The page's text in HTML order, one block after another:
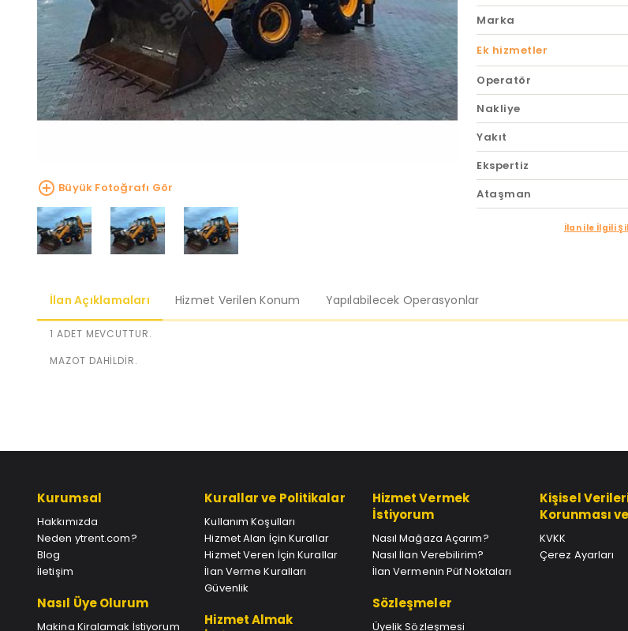
Büyük Fotoğrafı Gör
Marka
Ek hizmetler
Operatör
Nakliye
Yakıt
Ekspertiz
Ataşman
İlan ile İlgili
İlan Açıklamaları Hizmet Verilen Konum Yapılabilecek Operasyonlar
1 ADET MEVCUTTUR.
MAZOT DAHİLDİR.
Kurumsal
Hakkımızda
Neden ytrent.com?
Blog
İletişim
Nasıl Üye Olurum
Makina Kiralamak İstiyorum
Kurallar ve Politikalar
Kullanım Koşulları
Hizmet Alan İçin Kurallar
Hizmet Veren İçin Kurallar
İlan Verme Kuralları
Güvenlik
Hizmet Almak
Hizmet Vermek
İstiyorum
Nasıl Mağaza Açarım?
Nasıl İlan Verebilirim?
İlan Vermenin Püf Noktaları
Sözleşmeler
Üyelik Sözleşmesi
Kişisel
Korunması
KVKK
Çerez Ayarları